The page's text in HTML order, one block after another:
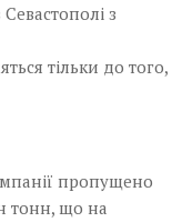
з
тільки до того,
пропущено
тонн, що на